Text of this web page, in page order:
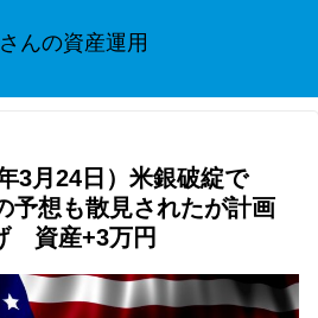
んの資産運用
3月24日）米銀破綻で
予想も散見されたが計画
資産+3万円